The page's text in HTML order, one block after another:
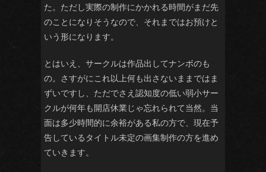
た。ただし実際の制作にかかれる時間がまだ先
のことになりそうなので、それまではお預けと
いう形になります。
とはいえ、サークルは作品出してナンボのも
の。さすがにこれ以上何も出さないままではま
ずいですし、ただでさえ認知度の低い弱小サー
クルが何年も開店休業じゃ忘れられて当然。当
面は多少時間的に余裕がある私の方で、現在予
告しているタイトル未定の画集制作の方を進め
ていきます。